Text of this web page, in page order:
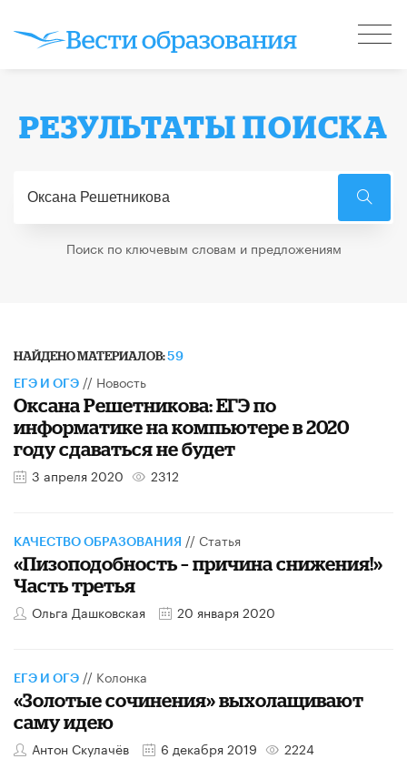
РЕЗУЛЬТАТЫ ПОИСКА
Поиск по ключевым словам и предложениям
НАЙДЕНО МАТЕРИАЛОВ:59
ЕГЭ И ОГЭ // Новость
Оксана Решетникова: ЕГЭ по
информатике на компьютере в 2020
году сдаваться не будет
3 апреля 2020 2312
КАЧЕСТВО ОБРАЗОВАНИЯ // Статья
«Пизоподобность – причина снижения!»
Часть третья
Ольга Дашковская 20 января 2020
ЕГЭ И ОГЭ // Колонка
«Золотые сочинения» выхолащивают
саму идею
Антон Скулачёв 6 декабря 2019 2224